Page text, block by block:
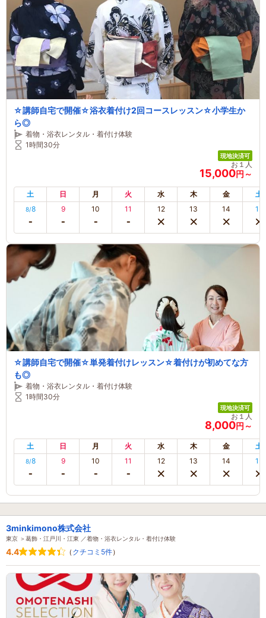
☆講師自宅で開催☆浴衣着付け2回コースレッスン☆小学生か
ら◎
着物・浴衣レンタル・着付け体験
1時間30分
現地決済可
お１人
15,000円～
土 日 月 火 水 木 金 土
8/8 9 10 11 12 13 14 15
☆講師自宅で開催☆単発着付けレッスン☆着付けが初めてな方
も◎
着物・浴衣レンタル・着付け体験
1時間30分
現地決済可
お１人
8,000円～
土 日 月 火 水 木 金 土
8/8 9 10 11 12 13 14 15
3minkimono株式会社
東京 ＞葛飾・江戸川・江東 ／着物・浴衣レンタル・着付け体験
4.4 （ クチコミ5件）